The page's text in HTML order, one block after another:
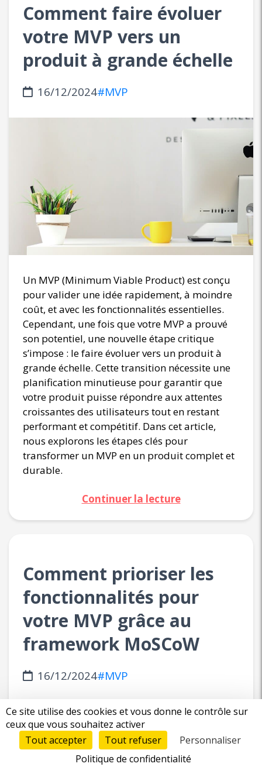
Comment faire évoluer
votre MVP vers un
produit à grande échelle
16/12/2024#MVP
Un MVP (Minimum Viable Product) est conçu
pour valider une idée rapidement, à moindre
coût, et avec les fonctionnalités essentielles.
Cependant, une fois que votre MVP a prouvé
son potentiel, une nouvelle étape critique
s’impose : le faire évoluer vers un produit à
grande échelle. Cette transition nécessite une
planification minutieuse pour garantir que
votre produit puisse répondre aux attentes
croissantes des utilisateurs tout en restant
performant et compétitif. Dans cet article,
nous explorons les étapes clés pour
transformer un MVP en un produit complet et
durable.
Continuer la lecture
Comment prioriser les
fonctionnalités pour
votre MVP grâce au
framework MoSCoW
16/12/2024#MVP
Ce site utilise des cookies et vous donne le contrôle sur
ceux que vous souhaitez activer
Tout accepter
Tout refuser
Personnaliser
Politique de confidentialité